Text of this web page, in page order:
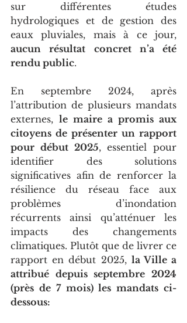
sur différentes études
hydrologiques et de gestion des
aucun résultat concret n’a été
rendu public.
En septembre 2024, après
l’attribution de plusieurs mandats
externes, le maire a promis aux
citoyens de présenter un rapport
pour début 2025, essentiel pour
identifier des solutions
significatives afin de renforcer la
résilience du réseau face aux
problèmes d’inondation
récurrents ainsi qu’atténuer les
impacts des changements
climatiques. Plutôt que de livrer ce
rapport en début 2025, la Ville a
attribué depuis septembre 2024
(près de 7 mois) les mandats ci-
dessous: